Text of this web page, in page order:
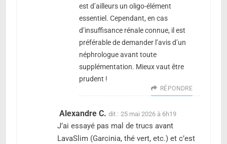
est d’ailleurs un oligo-élément
essentiel. Cependant, en cas
d’insuffisance rénale connue, il est
préférable de demander l’avis d’un
néphrologue avant toute
supplémentation. Mieux vaut être
prudent !
RÉPONDRE
Alexandre C. dit : 25 mai 2026 à 6h19
J’ai essayé pas mal de trucs avant
LavaSlim (Garcinia, thé vert, etc.) et c’est